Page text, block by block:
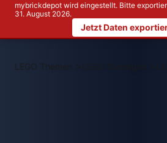
mybrickdepot wird eingestellt. Bitte
31. August 2026.
Jetzt Daten
LEGO Themen >